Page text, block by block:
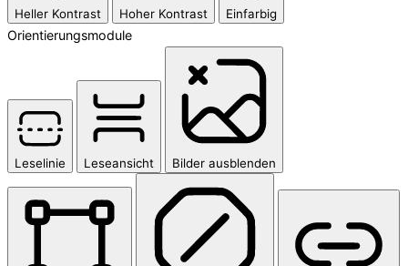
Heller Kontrast Hoher Kontrast Einfarbig
Orientierungsmodule
Leselinie Leseansicht Bilder ausblenden